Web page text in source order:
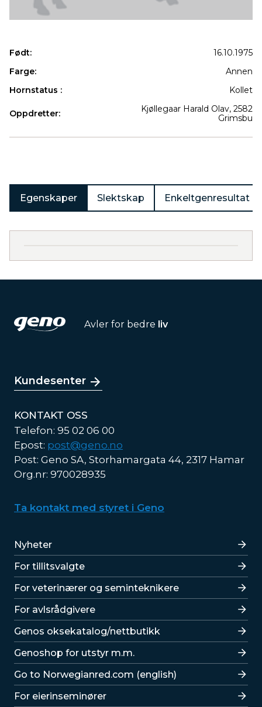
Født:
16.10.1975
Farge:
Annen
Hornstatus :
Kollet
Oppdretter:
Kjøllegaar Harald Olav, 2582
Grimsbu
Egenskaper Slektskap Enkeltgenresultat
Avler for bedre liv
Kundesenter
KONTAKT OSS
Telefon: 95 02 06 00
Epost: post@geno.no
Post: Geno SA, Storhamargata 44, 2317 Hamar
Org.nr: 970028935
Ta kontakt med styret i Geno
Lenker
Nyheter
For tillitsvalgte
For veterinærer og seminteknikere
For avlsrådgivere
Lenker
Genos oksekatalog/nettbutikk
Genoshop for utstyr m.m.
Go to Norwegianred.com (english)
For eierinseminører